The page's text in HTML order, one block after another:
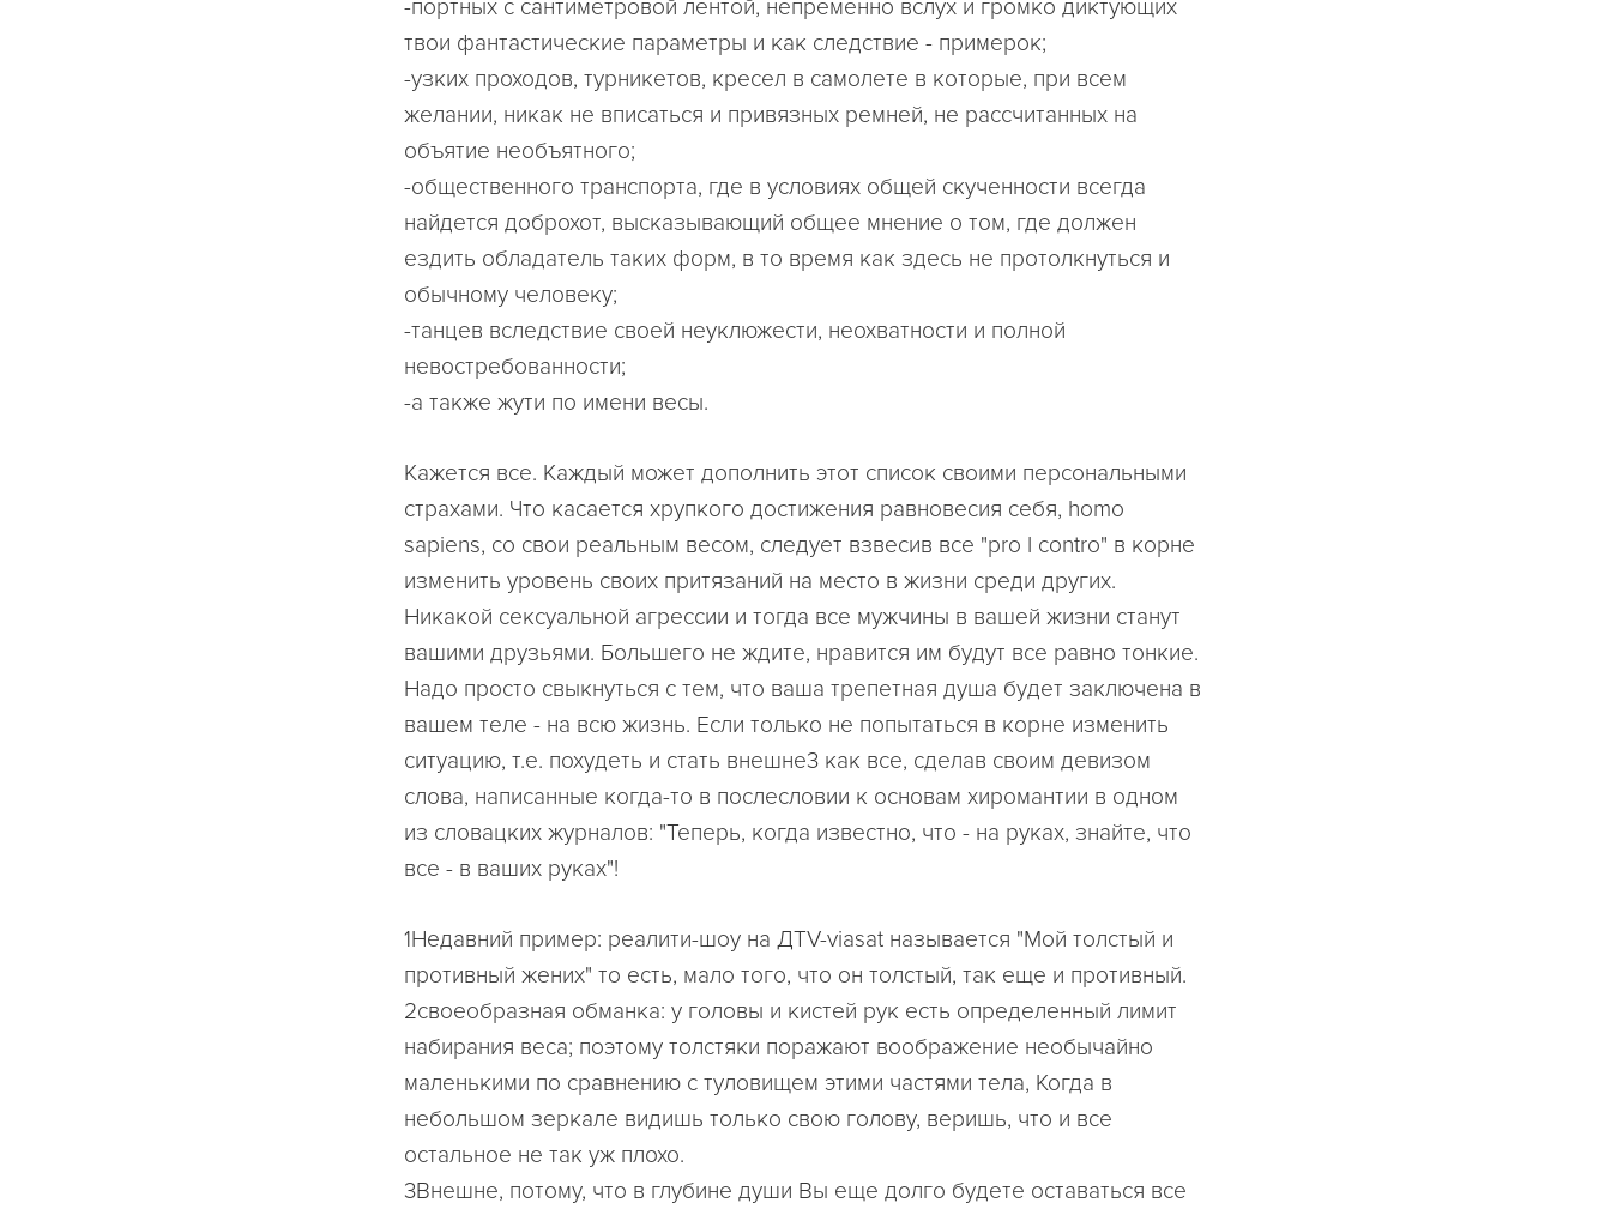
-портных с сантиметровой лентой, непременно вслух и громко диктующих
твои фантастические параметры и как следствие - примерок;
-узких проходов, турникетов, кресел в самолете в которые, при всем
желании, никак не вписаться и привязных ремней, не рассчитанных на
объятие необъятного;
-общественного транспорта, где в условиях общей скученности всегда
найдется доброхот, высказывающий общее мнение о том, где должен
ездить обладатель таких форм, в то время как здесь не протолкнуться и
обычному человеку;
-танцев вследствие своей неуклюжести, неохватности и полной
невостребованности;
-а также жути по имени весы.
Кажется все. Каждый может дополнить этот список своими персональными
страхами. Что касается хрупкого достижения равновесия себя, homo
sapiens, со свои реальным весом, следует взвесив все "pro I contro" в корне
изменить уровень своих притязаний на место в жизни среди других.
Никакой сексуальной агрессии и тогда все мужчины в вашей жизни станут
вашими друзьями. Большего не ждите, нравится им будут все равно тонкие.
Надо просто свыкнуться с тем, что ваша трепетная душа будет заключена в
вашем теле - на всю жизнь. Если только не попытаться в корне изменить
ситуацию, т.е. похудеть и стать внешне3 как все, сделав своим девизом
слова, написанные когда-то в послесловии к основам хиромантии в одном
из словацких журналов: "Теперь, когда известно, что - на руках, знайте, что
все - в ваших руках"!
1Недавний пример: реалити-шоу на ДTV-viasat называется "Мой толстый и
противный жених" то есть, мало того, что он толстый, так еще и противный.
2своеобразная обманка: у головы и кистей рук есть определенный лимит
набирания веса; поэтому толстяки поражают воображение необычайно
маленькими по сравнению с туловищем этими частями тела, Когда в
небольшом зеркале видишь только свою голову, веришь, что и все
остальное не так уж плохо.
3Внешне, потому, что в глубине души Вы еще долго будете оставаться все